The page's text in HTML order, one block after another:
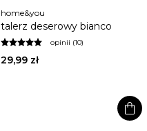
home&you
talerz deserowy bianco
opinii (10)
29,99 zł
shopping_bag